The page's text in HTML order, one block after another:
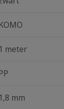
KOMO
1 meter
PP
1,8 mm